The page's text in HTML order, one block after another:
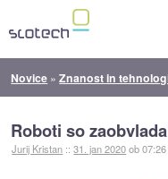
Novice »Znanost in
Roboti so
Jurij Kristan ::31. jan 2020ob 07:26